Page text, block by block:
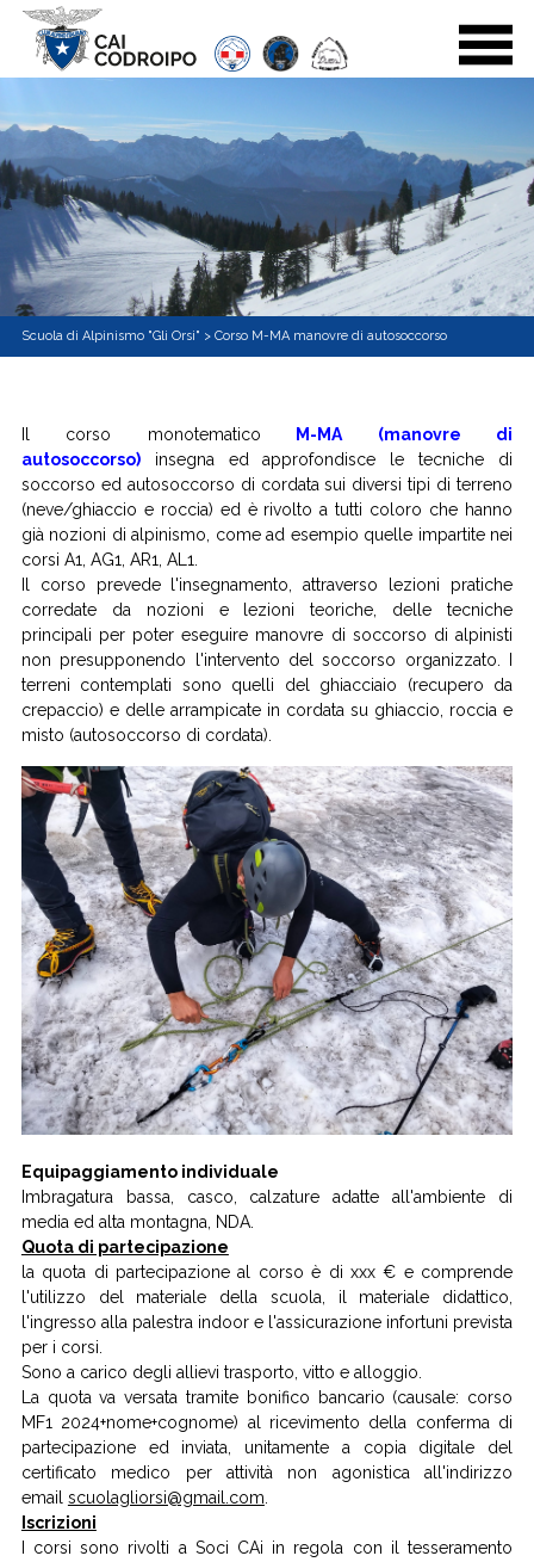
Scuola di Alpinismo "Gli Orsi" > Corso M-MA manovre di autosoccorso
Il corso monotematico M-MA (manovre di
autosoccorso)insegna ed approfondisce le tecniche di
soccorso ed autosoccorso di cordata sui diversi tipi di terreno
(neve/ghiaccio e roccia) ed è rivolto a tutti coloro che hanno
già nozioni di alpinismo, come ad esempio quelle impartite nei
corsi A1, AG1, AR1, AL1.
Il corso prevede l'insegnamento, attraverso lezioni pratiche
corredate da nozioni e lezioni teoriche, delle tecniche
principali per poter eseguire manovre di soccorso di alpinisti
non presupponendo l'intervento del soccorso organizzato. I
terreni contemplati sono quelli del ghiacciaio (recupero da
crepaccio) e delle arrampicate in cordata su ghiaccio, roccia e
misto (autosoccorso di cordata).
Equipaggiamento individuale
Imbragatura bassa, casco, calzature adatte all'ambiente di
media ed alta montagna, NDA.
Quota di partecipazione
la quota di partecipazione al corso è di xxx € e comprende
l'utilizzo del materiale della scuola, il materiale didattico,
l'ingresso alla palestra indoor e l'assicurazione infortuni prevista
per i corsi.
Sono a carico degli allievi trasporto, vitto e alloggio.
La quota va versata tramite bonifico bancario (causale: corso
MF1 2024+nome+cognome) al ricevimento della conferma di
partecipazione ed inviata, unitamente a copia digitale del
certificato medico per attività non agonistica all'indirizzo
email scuolagliorsi@gmail.com
Iscrizioni
I corsi sono rivolti a Soci CAi in regola con il tesseramento